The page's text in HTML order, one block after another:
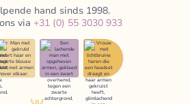
hand sinds 1998.
via +31 (0) 55 3030 933